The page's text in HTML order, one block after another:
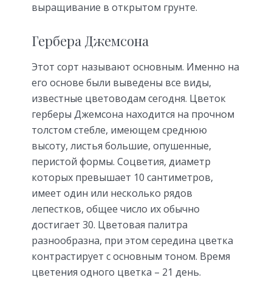
выращивание в открытом грунте.
Гербера Джемсона
Этот сорт называют основным. Именно на
его основе были выведены все виды,
известные цветоводам сегодня. Цветок
герберы Джемсона находится на прочном
толстом стебле, имеющем среднюю
высоту, листья большие, опушенные,
перистой формы. Соцветия, диаметр
которых превышает 10 сантиметров,
имеет один или несколько рядов
лепестков, общее число их обычно
достигает 30. Цветовая палитра
разнообразна, при этом середина цветка
контрастирует с основным тоном. Время
цветения одного цветка – 21 день.